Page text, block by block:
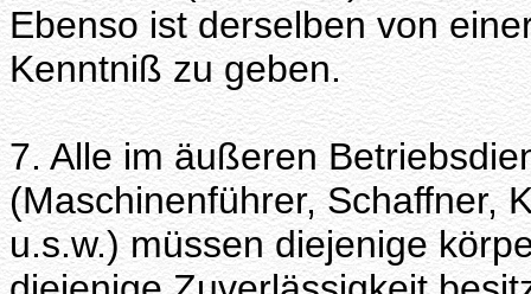
Ebenso ist derselben von
Kenntniß zu geben.
7. Alle im äußeren
(Maschinenführer, Schaffner,
u.s.w.) müssen diejenige